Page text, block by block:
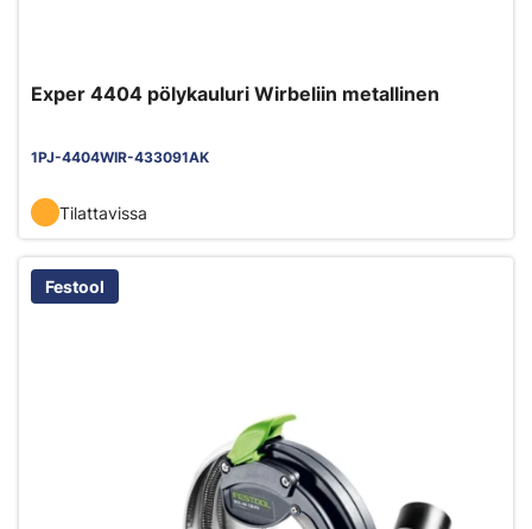
Exper 4404 pölykauluri Wirbeliin metallinen
1PJ-4404WIR-433091AK
Tilattavissa
Festool